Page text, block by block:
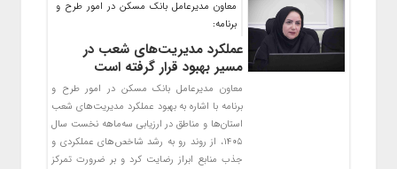
معاون مدیرعامل بانک مسکن در امور طرح و
برنامه:
عملکرد مدیریت‌های شعب در
مسیر بهبود قرار گرفته است
معاون مدیرعامل بانک مسکن در امور طرح و
برنامه با اشاره به بهبود عملکرد مدیریت‌های شعب
استان‌ها و مناطق در ارزیابی سه‌ماهه نخست سال
۱۴۰۵، از روند رو به رشد شاخص‌های عملکردی و
جذب منابع ابراز رضایت کرد و بر ضرورت تمرکز